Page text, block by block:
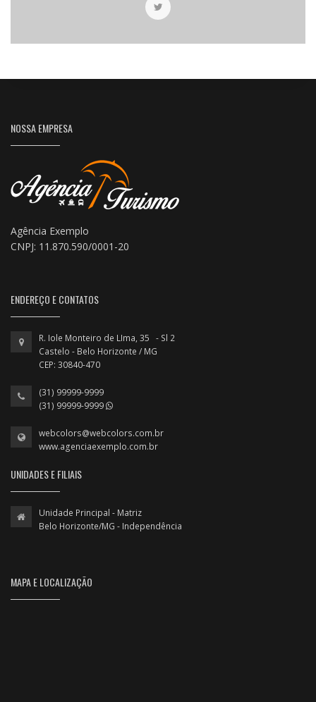
NOSSA EMPRESA
Agência Exemplo
CNPJ: 11.870.590/0001-20
ENDEREÇO E CONTATOS
R. Iole Monteiro de LIma, 35 - Sl 2
Castelo - Belo Horizonte / MG
CEP: 30840-470
(31) 99999-9999
(31) 99999-9999
webcolors@webcolors.com.br
www.agenciaexemplo.com.br
UNIDADES E FILIAIS
Unidade Principal - Matriz
Belo Horizonte/MG - Independência
MAPA E LOCALIZAÇÃO